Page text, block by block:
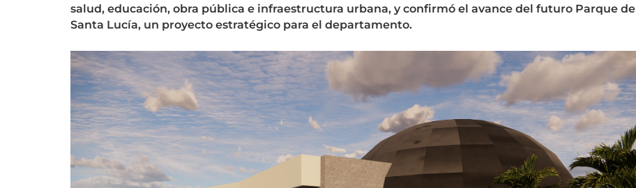
salud, educación, obra pública e infraestructura urbana, y confirmó el avance del futuro Parque de
Santa Lucía, un proyecto estratégico para el departamento.